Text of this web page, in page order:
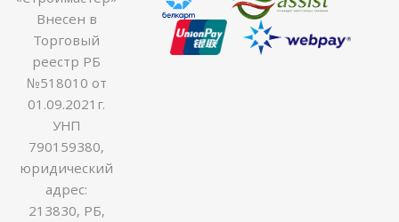
Внесен в
Торговый
реестр РБ
№518010 от
01.09.2021г.
УНП
790159380,
юридический
адрес:
213830, РБ,